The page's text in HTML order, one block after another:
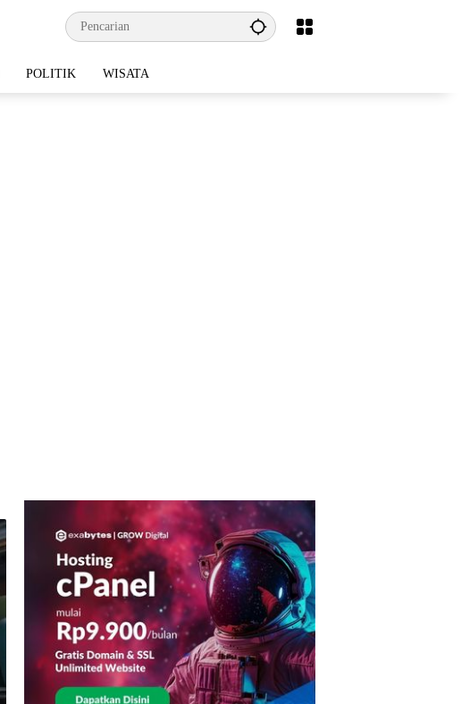
POLITIK WISATA